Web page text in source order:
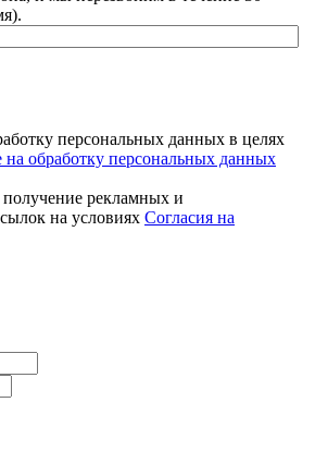
персональных данных в целях
на обработку персональных данных
рекламных и
на условиях Согласия на